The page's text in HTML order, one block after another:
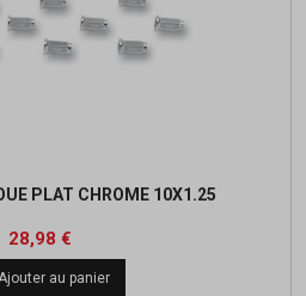
PLAT CHROME 10X1.25
Prix
28,98 €
Ajouter au panier